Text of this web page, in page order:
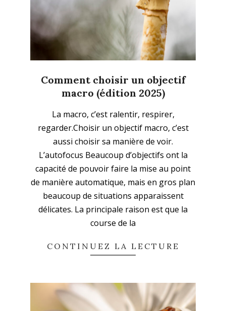
Comment choisir un objectif
macro (édition 2025)
26
La macro, c’est ralentir, respirer,
regarder.Choisir un objectif macro, c’est
aussi choisir sa manière de voir.
L’autofocus Beaucoup d’objectifs ont la
capacité de pouvoir faire la mise au point
de manière automatique, mais en gros plan
beaucoup de situations apparaissent
délicates. La principale raison est que la
course de la
CONTINUEZ LA LECTURE